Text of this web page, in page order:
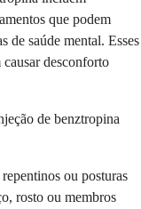
que podem
de saúde mental. Esses
desconforto
de benztropina
ou posturas
rosto ou membros